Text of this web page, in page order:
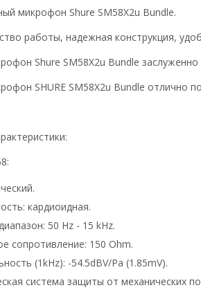
микрофон Shure SM58X2u Bundle.
работы, надежная конструкция,
Shure SM58X2u Bundle
SHURE SM58X2u Bundle отлично
кардиоидная.
50 Hz - 15 kHz.
сопротивление: 150 Ohm.
(1kHz): -54.5dBV/Pa (1.85mV).
система защиты от механических